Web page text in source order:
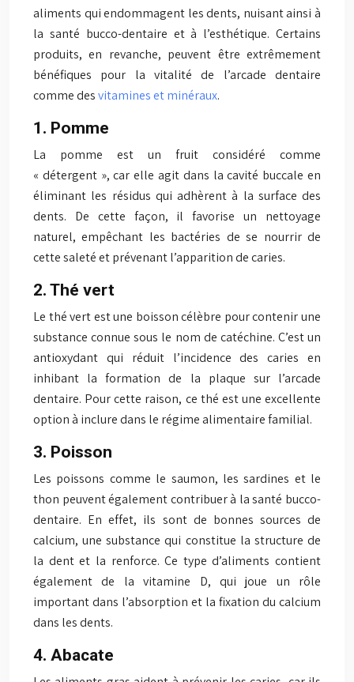
aliments qui endommagent les dents, nuisant ainsi à
la santé bucco-dentaire et à l’esthétique. Certains
produits, en revanche, peuvent être extrêmement
bénéfiques pour la vitalité de l’arcade dentaire
comme desvitamines et minéraux.
1. Pomme
La pomme est un fruit considéré comme
« détergent », car elle agit dans la cavité buccale en
éliminant les résidus qui adhèrent à la surface des
dents. De cette façon, il favorise un nettoyage
naturel, empêchant les bactéries de se nourrir de
cette saleté et prévenant l’apparition de caries.
2. Thé vert
Le thé vert est une boisson célèbre pour contenir une
substance connue sous le nom de catéchine. C’est un
antioxydant qui réduit l’incidence des caries en
inhibant la formation de la plaque sur l’arcade
dentaire. Pour cette raison, ce thé est une excellente
option à inclure dans le régime alimentaire familial.
3. Poisson
Les poissons comme le saumon, les sardines et le
thon peuvent également contribuer à la santé bucco-
dentaire. En effet, ils sont de bonnes sources de
calcium, une substance qui constitue la structure de
la dent et la renforce. Ce type d’aliments contient
également de la vitamine D, qui joue un rôle
important dans l’absorption et la fixation du calcium
dans les dents.
4. Abacate